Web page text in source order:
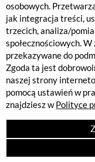
Serwis 505 700 393
Bikefitting 451 159
osobowych.
jak integracja treści,
trzecich, analiza/
społecznościowych.
przekazywane do
Zgoda ta jest
naszej strony
pomocą ustawień w
znajdziesz wPolityce